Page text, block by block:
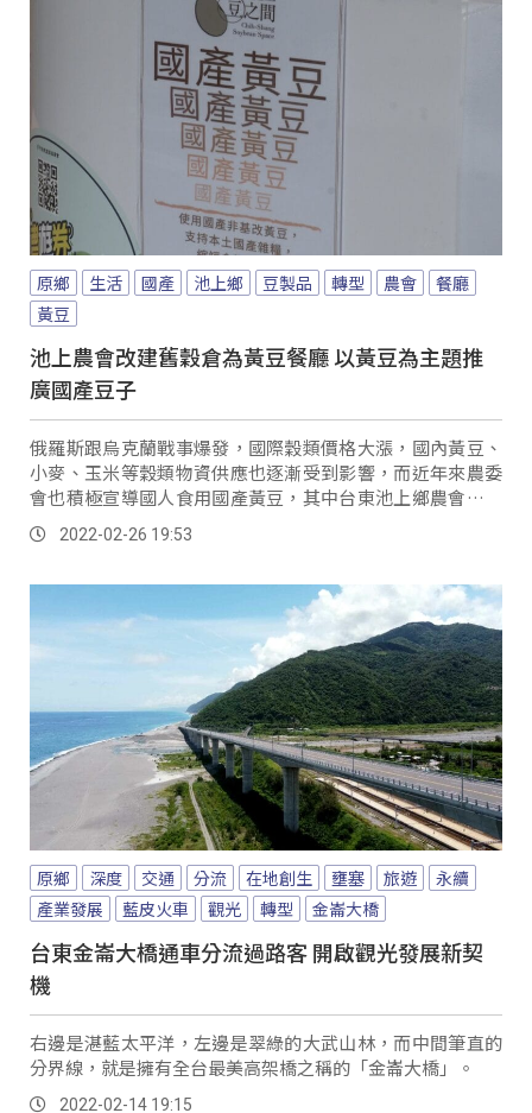
原鄉 生活 國產 池上鄉 豆製品 轉型 農會
餐廳
黃豆
池上農會改建舊穀倉為黃豆餐廳 以黃豆為主題推
廣國產豆子
俄羅斯跟烏克蘭戰事爆發，國際穀類價格大漲，國內黃豆、
小麥、玉米等穀類物資供應也逐漸受到影響，而近年來農委
會也積極宣導國人食用國產黃豆，其中台東池上鄉農會也輔
導在地小農，在池上地區契作了20公頃黃豆，並...。
2022-02-26 19:53
原鄉 深度 交通 分流 在地創生 壅塞 旅遊
永續
產業發展
藍皮火車 觀光 轉型 金崙大橋
台東金崙大橋通車分流過路客 開啟觀光發展新契
機
右邊是湛藍太平洋，左邊是翠綠的大武山林，而中間筆直的
分界線，就是擁有全台最美高架橋之稱的「金崙大橋」。
2022-02-14 19:15